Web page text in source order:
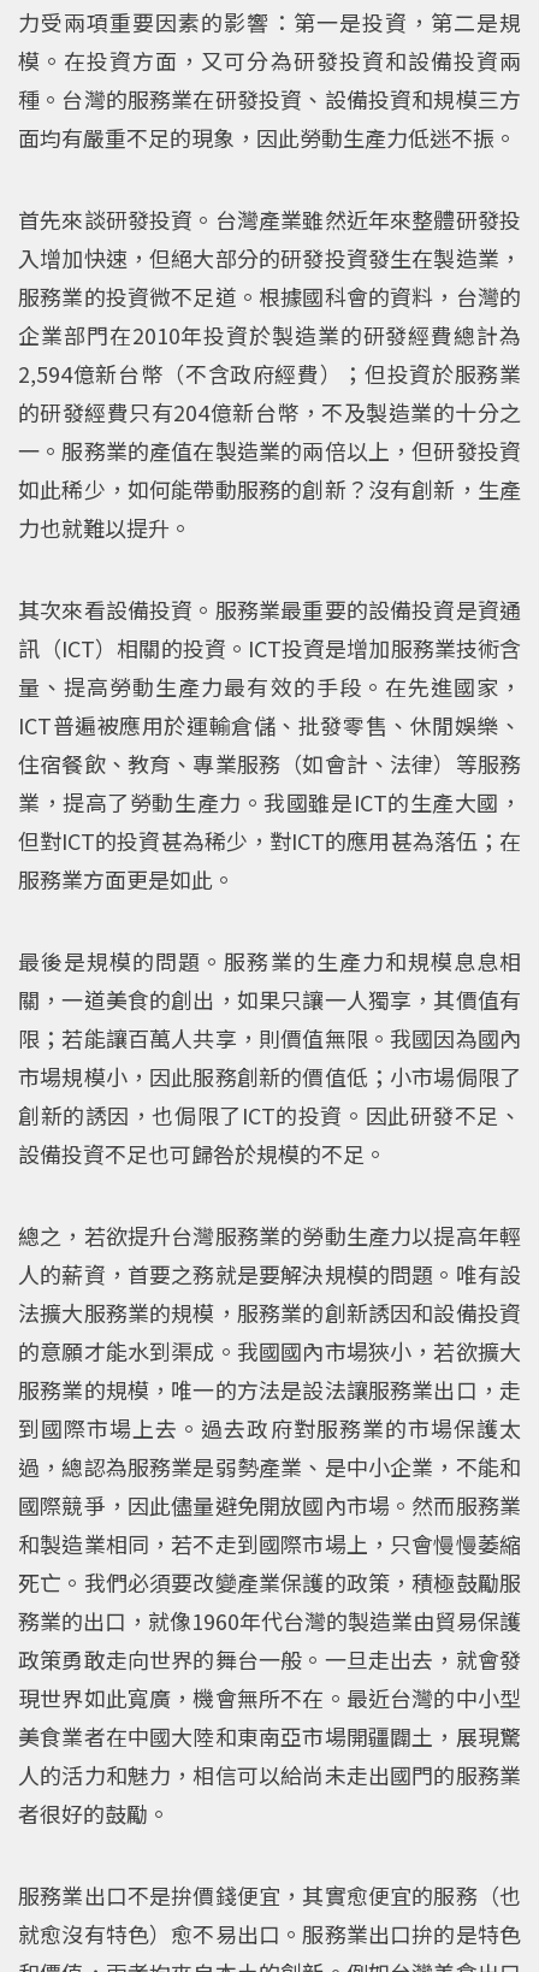
力受兩項重要因素的影響：第一是投資，第二是規
模。在投資方面，又可分為研發投資和設備投資兩
種。台灣的服務業在研發投資、設備投資和規模三方
面均有嚴重不足的現象，因此勞動生產力低迷不振。
首先來談研發投資。台灣產業雖然近年來整體研發投
入增加快速，但絕大部分的研發投資發生在製造業，
服務業的投資微不足道。根據國科會的資料，台灣的
企業部門在2010年投資於製造業的研發經費總計為
2,594億新台幣（不含政府經費）；但投資於服務業
的研發經費只有204億新台幣，不及製造業的十分之
一。服務業的產值在製造業的兩倍以上，但研發投資
如此稀少，如何能帶動服務的創新？沒有創新，生產
力也就難以提升。
其次來看設備投資。服務業最重要的設備投資是資通
訊（ICT）相關的投資。ICT投資是增加服務業技術含
量、提高勞動生產力最有效的手段。在先進國家，
ICT普遍被應用於運輸倉儲、批發零售、休閒娛樂、
住宿餐飲、教育、專業服務（如會計、法律）等服務
業，提高了勞動生產力。我國雖是ICT的生產大國，
但對ICT的投資甚為稀少，對ICT的應用甚為落伍；在
服務業方面更是如此。
最後是規模的問題。服務業的生產力和規模息息相
關，一道美食的創出，如果只讓一人獨享，其價值有
限；若能讓百萬人共享，則價值無限。我國因為國內
市場規模小，因此服務創新的價值低；小市場侷限了
創新的誘因，也侷限了ICT的投資。因此研發不足、
設備投資不足也可歸咎於規模的不足。
總之，若欲提升台灣服務業的勞動生產力以提高年輕
人的薪資，首要之務就是要解決規模的問題。唯有設
法擴大服務業的規模，服務業的創新誘因和設備投資
的意願才能水到渠成。我國國內市場狹小，若欲擴大
服務業的規模，唯一的方法是設法讓服務業出口，走
到國際市場上去。過去政府對服務業的市場保護太
過，總認為服務業是弱勢產業、是中小企業，不能和
國際競爭，因此儘量避免開放國內市場。然而服務業
和製造業相同，若不走到國際市場上，只會慢慢萎縮
死亡。我們必須要改變產業保護的政策，積極鼓勵服
務業的出口，就像1960年代台灣的製造業由貿易保護
政策勇敢走向世界的舞台一般。一旦走出去，就會發
現世界如此寬廣，機會無所不在。最近台灣的中小型
美食業者在中國大陸和東南亞市場開疆闢土，展現驚
人的活力和魅力，相信可以給尚未走出國門的服務業
者很好的鼓勵。
服務業出口不是拚價錢便宜，其實愈便宜的服務（也
就愈沒有特色）愈不易出口。服務業出口拚的是特色